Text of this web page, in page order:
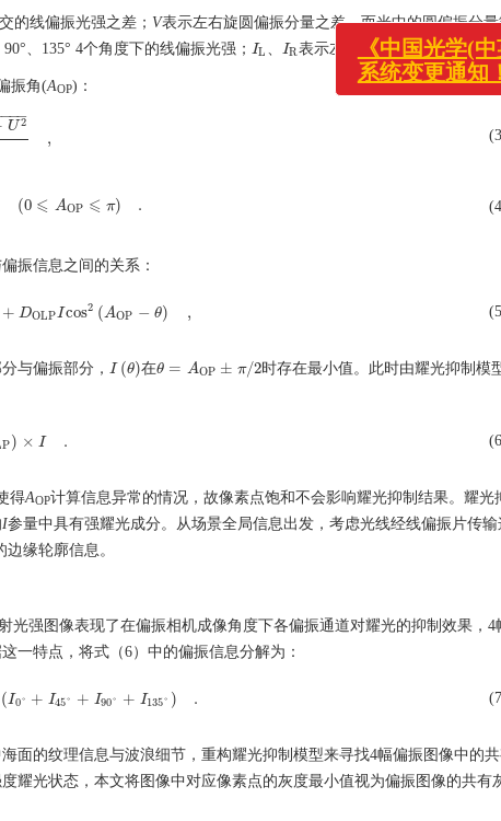
的线偏振光强之差； V表示左右旋圆偏振分量之差，而光中的圆偏振分
、135° 4个角度下的线偏振光强； IL
IL IR
IR表示左右旋圆偏振强度。
振角(AOP)：
U 2
−
−−
,
2I,
(0 ⩽ AOP ⩽ π) .
,(0 ⩽AOP⩽ π) .
振信息之间的关系：
+ DOLP Icos2 (AOP − θ) ,
+DOLPIcos2(AOP−θ ),
与偏振部分， I (θ)
I( θ) 在θ = AOP ± π/2
θ =A OP±π /π 22
时存在最小值。此时由耀光抑制模
) × I .
) ×I .
得AOP计算信息异常的情况，故像素点饱和不会影响耀光抑制结果。耀光
I参量中具有强耀光成分。从场景全局信息出发，考虑光线经线偏振片传输
缘轮廓信息。
光强图像表现了在偏振相机成像角度下各偏振通道对耀光的抑制效果，4
一特点，将式（6）中的偏振信息分解为：
(I0° + I45° + I90° + I135° ) .
(I0° +I 45°+ I90°+I 135°).
面的纹理信息与波浪细节，重构耀光抑制模型来寻找4幅偏振图像中的
耀光状态，本文将图像中对应像素点的灰度最小值视为偏振图像的共有
《中国光学(中英文)